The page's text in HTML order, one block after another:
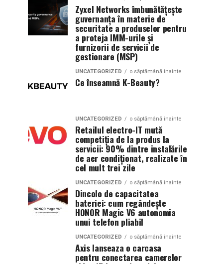
Zyxel Networks îmbunătățește
guvernanța în materie de
securitate a produselor pentru
a proteja IMM-urile și
furnizorii de servicii de
gestionare (MSP)
UNCATEGORIZED o săptămână inainte
Ce înseamnă K-Beauty?
UNCATEGORIZED o săptămână inainte
Retailul electro-IT mută
competiția de la produs la
servicii: 90% dintre instalările
de aer condiționat, realizate în
cel mult trei zile
UNCATEGORIZED o săptămână inainte
Dincolo de capacitatea
bateriei: cum regândește
HONOR Magic V6 autonomia
unui telefon pliabil
UNCATEGORIZED o săptămână inainte
Axis lanseaza o carcasa
pentru conectarea camerelor